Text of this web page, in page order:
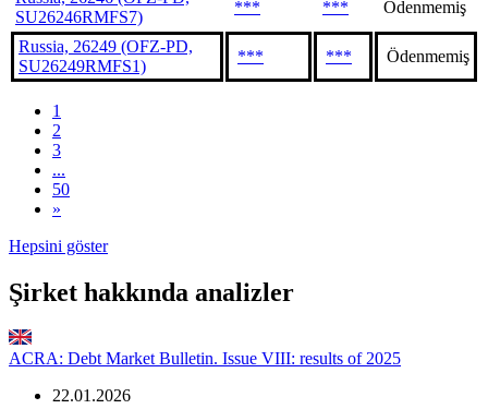
SU26246RMFS7)
*** *** Ödenmemiş
Russia, 26249 (OFZ-PD,
SU26249RMFS1)
*** *** Ödenmemiş
1
2
3
...
50
»
Hepsini göster
Şirket hakkında analizler
ACRA: Debt Market Bulletin. Issue VIII: results of 2025
22.01.2026